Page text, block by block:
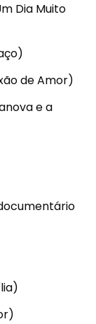
Dia Muito
de Amor)
e a